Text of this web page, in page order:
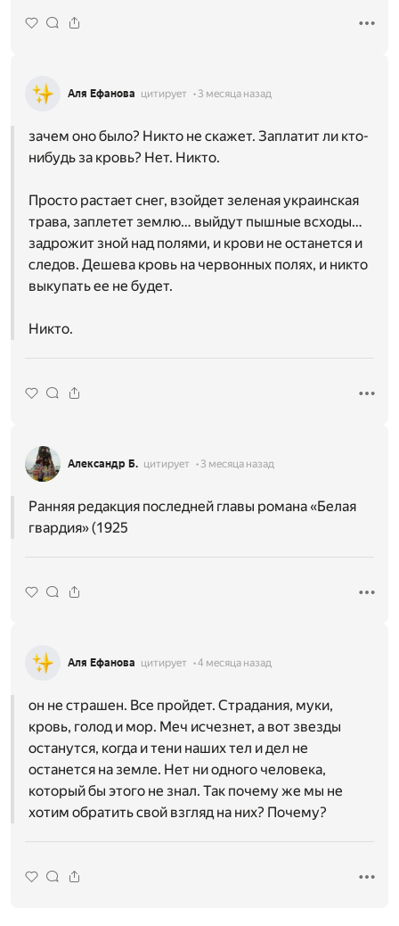
Аля Ефанова цитирует 3 месяца назад
зачем оно было? Никто не скажет. Заплатит ли кто-
нибудь за кровь? Нет. Никто.
Просто растает снег, взойдет зеленая украинская
трава, заплетет землю… выйдут пышные всходы…
задрожит зной над полями, и крови не останется и
следов. Дешева кровь на червонных полях, и никто
выкупать ее не будет.
Никто.
Александр Б. цитирует 3 месяца назад
Ранняя редакция последней главы романа «Белая
гвардия» (1925
Аля Ефанова цитирует 4 месяца назад
он не страшен. Все пройдет. Страдания, муки,
кровь, голод и мор. Меч исчезнет, а вот звезды
останутся, когда и тени наших тел и дел не
останется на земле. Нет ни одного человека,
который бы этого не знал. Так почему же мы не
хотим обратить свой взгляд на них? Почему?